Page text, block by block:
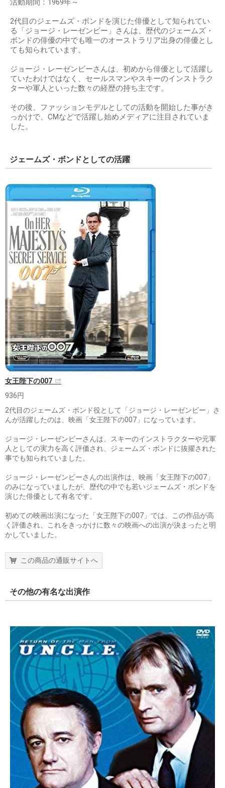
活動期間：1969年～
2代目のジェームズ・ボンドを演じた俳優として知られてい
る「ジョージ・レーゼンビー」さんは、歴代のジェームズ・
ボンドの俳優の中でも唯一のオーストラリア出身の俳優とし
ても知られています。
ジョージ・レーゼンビーさんは、初めから俳優として活躍し
ていたわけではなく、セールスマンやスキーのインストラク
ターや軍人といった数々の経歴の持ち主です。
その後、ファッションモデルとしての活動を開始した事がき
っかけで、CMなどで活躍し始めメディアに注目されていま
した。
ジェームズ・ボンドとしての活躍
女王陛下の007
936円
2代目のジェームズ・ボンド役として「ジョージ・レーゼンビー」さ
んが活躍したのは、映画「女王陛下の007」になっています。
ジョージ・レーゼンビーさんは、スキーのインストラクターや元軍
人としての実力を高く評価され、ジェームズ・ボンドに抜擢された
事でも知られていました。
ジョージ・レーゼンビーさんの出演作は、映画「女王陛下の007」
のみになっていましたが、歴代の中でも若いジェームズ・ボンドを
演じた俳優として有名です。
初めての映画出演になった「女王陛下の007」では、この作品が高
く評価され、これをきっかけに数々の映画への出演が決まったと明
かしていました。
この商品の通販サイトへ
その他の有名な出演作